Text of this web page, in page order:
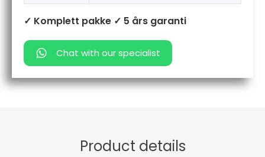
✓ Komplett pakke ✓ 5 års garanti
Chat with our specialist
Product details